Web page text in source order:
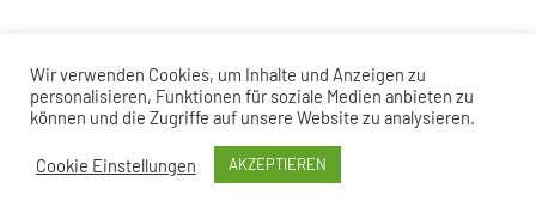
NEWS
Wir verwenden Cookies, um Inhalte und Anzeigen zu
personalisieren, Funktionen für soziale Medien anbieten zu
können und die Zugriffe auf unsere Website zu analysieren.
Cookie Einstellungen AKZEPTIEREN